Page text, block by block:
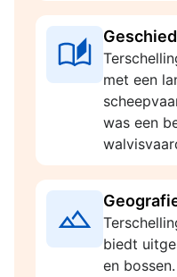
met een
was een
biedt
en